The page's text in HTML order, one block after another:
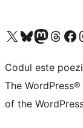
Mergi la contul nostru X (fost Twitter)
Vizitează contul nostru Bluesky
Vizitează contul
Vizitează contul
Codul este
The
of the